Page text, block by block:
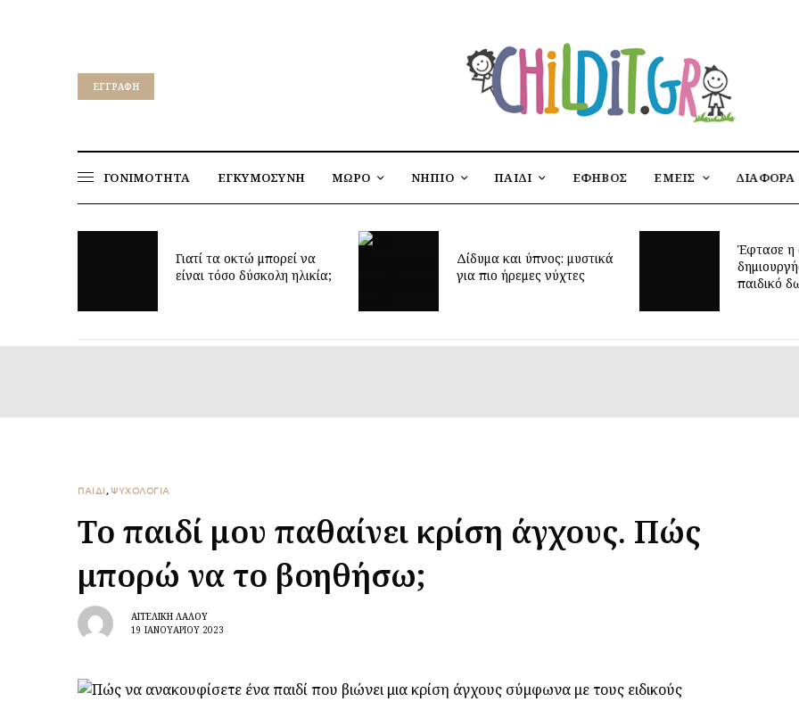
EΓΓΡΑΦΉ
ΓΟΝΙΜΟΤΗΤΑ ΕΓΚΥΜΟΣΥΝΗ ΜΩΡΟ ΝΗΠΙΟ ΠΑΙΔΙ ΕΦΗΒΟΣ ΕΜΕΙΣ ΔΙΑΦΟΡΑ
Γιατί τα οκτώ μπορεί να
είναι τόσο δύσκολη ηλικία;
Δίδυμα και ύπνος: μυστικά
για πιο ήρεμες νύχτες
Έφτασε η
παιδικό
ΠΑΙΔΙ, ΨΥΧΟΛΟΓΙΑ
Το παιδί μου παθαίνει κρίση άγχους. Πώς
μπορώ να το βοηθήσω;
ΑΓΓΕΛΙΚΉ ΛΆΛΟΥ
19 ΙΑΝΟΥΑΡΊΟΥ 2023